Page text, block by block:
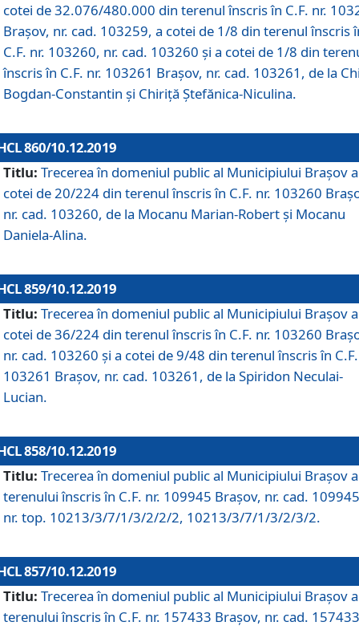
cotei de 32.076/480.000 din terenul înscris în C.F. nr.
Brașov, nr. cad. 103259, a cotei de 1/8 din terenul înscris
C.F. nr. 103260, nr. cad. 103260 și a cotei de 1/8 din
înscris în C.F. nr. 103261 Brașov, nr. cad. 103261, de la
Bogdan-Constantin și Chiriță Ștefănica-Niculina.
860/10.12.2019
Titlu: Trecerea în domeniul public al Municipiului Braşov a
cotei de 20/224 din terenul înscris în C.F. nr. 103260
nr. cad. 103260, de la Mocanu Marian-Robert și Mocanu
Daniela-Alina.
859/10.12.2019
Titlu: Trecerea în domeniul public al Municipiului Braşov a
cotei de 36/224 din terenul înscris în C.F. nr. 103260
nr. cad. 103260 și a cotei de 9/48 din terenul înscris în
103261 Brașov, nr. cad. 103261, de la Spiridon Neculai-
Lucian.
858/10.12.2019
Titlu: Trecerea în domeniul public al Municipiului Braşov a
terenului înscris în C.F. nr. 109945 Brașov, nr. cad.
nr. top. 10213/3/7/1/3/2/2/2, 10213/3/7/1/3/2/3/2.
857/10.12.2019
Titlu: Trecerea în domeniul public al Municipiului Braşov a
terenului înscris în C.F. nr. 157433 Brașov, nr. cad.